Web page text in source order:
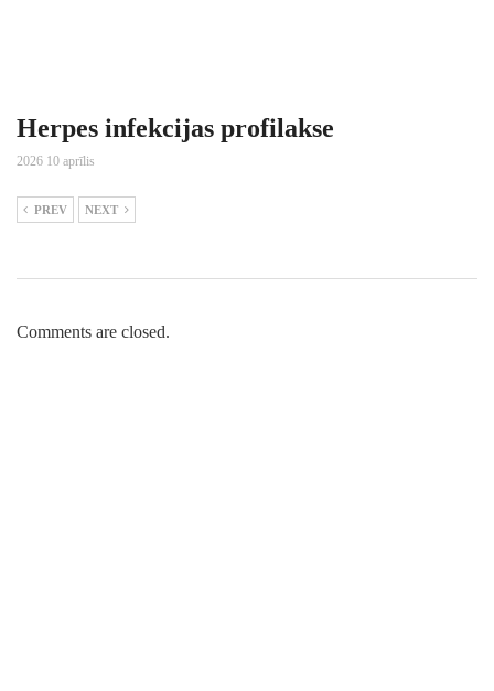
Herpes infekcijas profilakse
2026 10 aprīlis
PREV NEXT
Comments are closed.